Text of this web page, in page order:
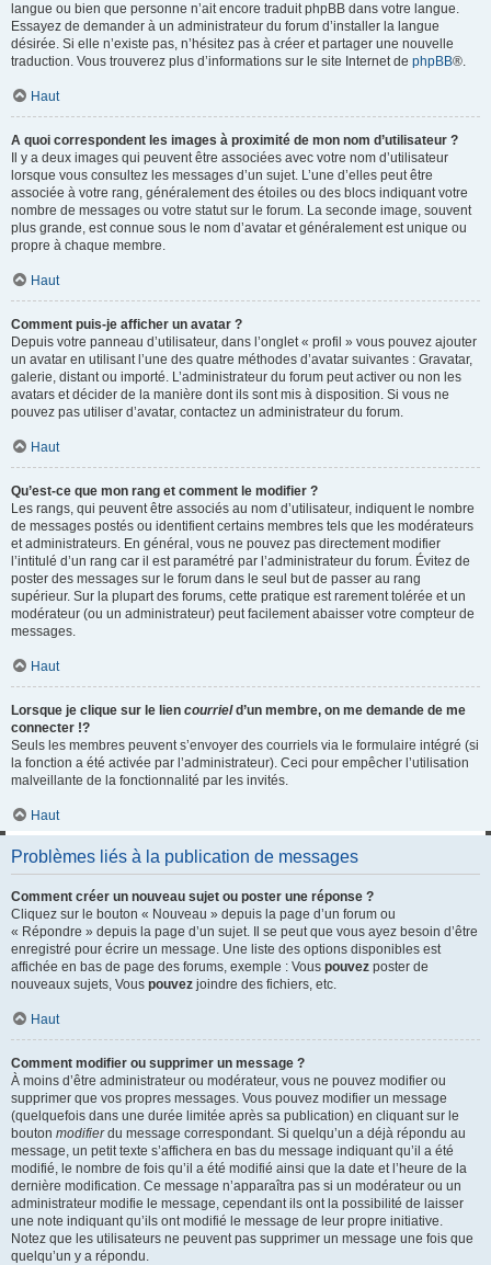
langue ou bien que personne n’ait encore traduit phpBB dans votre langue.
Essayez de demander à un administrateur du forum d’installer la langue
désirée. Si elle n’existe pas, n’hésitez pas à créer et partager une nouvelle
traduction. Vous trouverez plus d’informations sur le site Internet de phpBB®.
Haut
A quoi correspondent les images à proximité de mon nom d’utilisateur ?
Il y a deux images qui peuvent être associées avec votre nom d’utilisateur
lorsque vous consultez les messages d’un sujet. L’une d’elles peut être
associée à votre rang, généralement des étoiles ou des blocs indiquant votre
nombre de messages ou votre statut sur le forum. La seconde image, souvent
plus grande, est connue sous le nom d’avatar et généralement est unique ou
propre à chaque membre.
Haut
Comment puis-je afficher un avatar ?
Depuis votre panneau d’utilisateur, dans l’onglet « profil » vous pouvez ajouter
un avatar en utilisant l’une des quatre méthodes d’avatar suivantes : Gravatar,
galerie, distant ou importé. L’administrateur du forum peut activer ou non les
avatars et décider de la manière dont ils sont mis à disposition. Si vous ne
pouvez pas utiliser d’avatar, contactez un administrateur du forum.
Haut
Qu’est-ce que mon rang et comment le modifier ?
Les rangs, qui peuvent être associés au nom d’utilisateur, indiquent le nombre
de messages postés ou identifient certains membres tels que les modérateurs
et administrateurs. En général, vous ne pouvez pas directement modifier
l’intitulé d’un rang car il est paramétré par l’administrateur du forum. Évitez de
poster des messages sur le forum dans le seul but de passer au rang
supérieur. Sur la plupart des forums, cette pratique est rarement tolérée et un
modérateur (ou un administrateur) peut facilement abaisser votre compteur de
messages.
Haut
Lorsque je clique sur le lien courrield’un membre, on me demande de me
connecter !?
Seuls les membres peuvent s’envoyer des courriels via le formulaire intégré (si
la fonction a été activée par l’administrateur). Ceci pour empêcher l’utilisation
malveillante de la fonctionnalité par les invités.
Haut
Problèmes liés à la publication de messages
Comment créer un nouveau sujet ou poster une réponse ?
Cliquez sur le bouton « Nouveau » depuis la page d’un forum ou
« Répondre » depuis la page d’un sujet. Il se peut que vous ayez besoin d’être
enregistré pour écrire un message. Une liste des options disponibles est
affichée en bas de page des forums, exemple : Vous pouvez poster de
nouveaux sujets, Vous pouvez joindre des fichiers, etc.
Haut
Comment modifier ou supprimer un message ?
À moins d’être administrateur ou modérateur, vous ne pouvez modifier ou
supprimer que vos propres messages. Vous pouvez modifier un message
(quelquefois dans une durée limitée après sa publication) en cliquant sur le
bouton modifierdu message correspondant. Si quelqu’un a déjà répondu au
message, un petit texte s’affichera en bas du message indiquant qu’il a été
modifié, le nombre de fois qu’il a été modifié ainsi que la date et l’heure de la
dernière modification. Ce message n’apparaîtra pas si un modérateur ou un
administrateur modifie le message, cependant ils ont la possibilité de laisser
une note indiquant qu’ils ont modifié le message de leur propre initiative.
Notez que les utilisateurs ne peuvent pas supprimer un message une fois que
quelqu’un y a répondu.